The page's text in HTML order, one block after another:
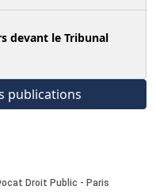
devant le Tribunal
publications